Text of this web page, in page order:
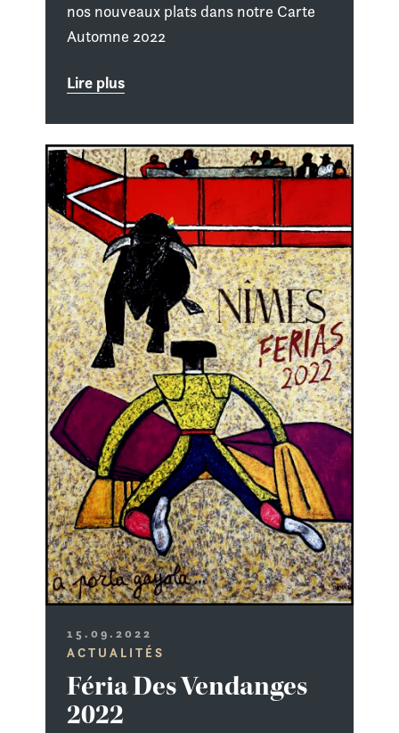
nos nouveaux plats dans notre Carte
Automne 2022
Lire plus
15.09.2022
ACTUALITÉS
Féria Des Vendanges
2022